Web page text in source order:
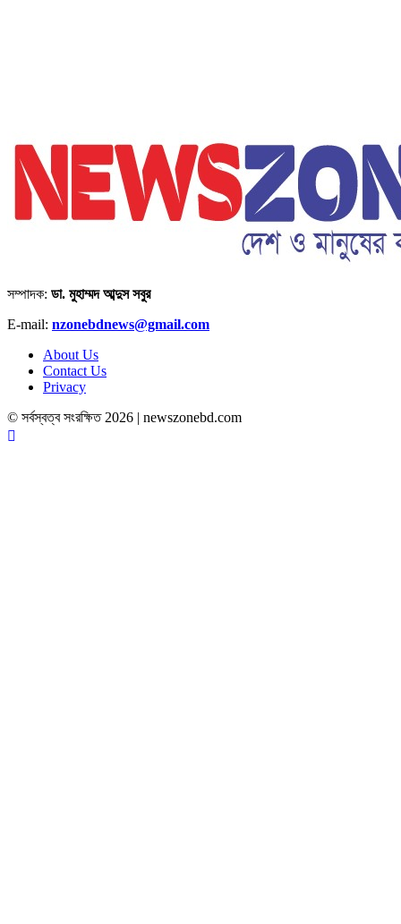
সম্পাদক: ডা. মুহাম্মদ আব্দুস সবুর
E-mail: nzonebdnews@gmail.com
About Us
Contact Us
Privacy
© সর্বস্বত্ব সংরক্ষিত 2026 | newszonebd.com